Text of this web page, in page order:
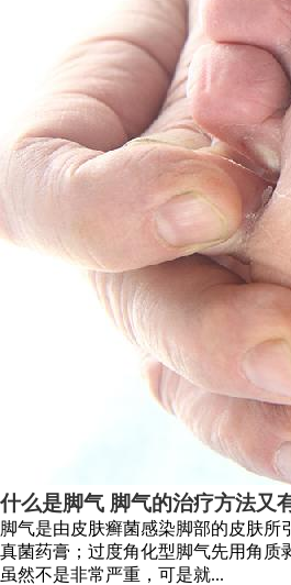
什么是脚气 脚气的治疗方法又
脚气是由皮肤癣菌感染脚部的皮肤
真菌药膏；过度角化型脚气先用角质
虽然不是非常严重，可是就...